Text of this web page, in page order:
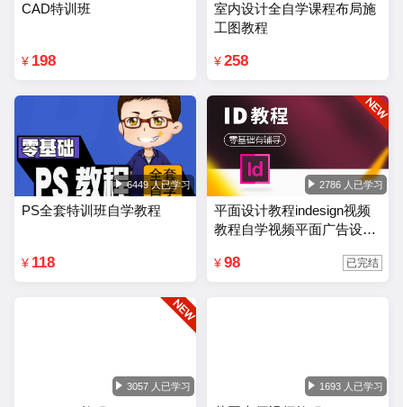
CAD特训班
¥ 198
室内设计全自学课程布局施
工图教程
¥ 258
6449 人已学习
PS全套特训班自学教程
¥ 118
2786 人已学习
平面设计教程indesign视频
教程自学视频平面广告设计
¥ 98 已完结
3057 人已学习 1693 人已学习